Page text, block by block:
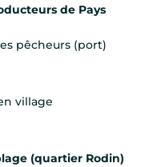
de Pays
pêcheurs (port)
village
(quartier Rodin)